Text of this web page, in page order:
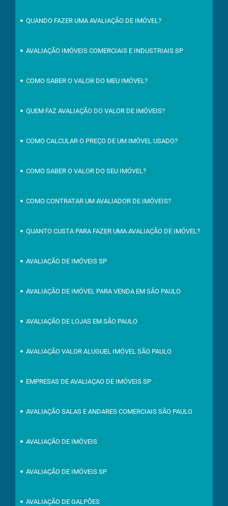
QUANDO FAZER UMA AVALIAÇÃO DE IMÓVEL?
AVALIAÇÃO IMÓVEIS COMERCIAIS E INDUSTRIAIS SP
COMO SABER O VALOR DO MEU IMÓVEL?
QUEM FAZ AVALIAÇÃO DO VALOR DE IMÓVEIS?
COMO CALCULAR O PREÇO DE UM IMÓVEL USADO?
COMO SABER O VALOR DO SEU IMÓVEL?
COMO CONTRATAR UM AVALIADOR DE IMÓVEIS?
QUANTO CUSTA PARA FAZER UMA AVALIAÇÃO DE IMÓVEL?
AVALIAÇÃO DE IMÓVEIS SP
AVALIAÇÃO DE IMÓVEL PARA VENDA EM SÃO PAULO
AVALIAÇÃO DE LOJAS EM SÃO PAULO
AVALIAÇÃO VALOR ALUGUEL IMÓVEL SÃO PAULO
EMPRESAS DE AVALIAÇAO DE IMÓVEIS SP
AVALIAÇÃO SALAS E ANDARES COMERCIAIS SÃO PAULO
AVALIAÇÃO DE IMÓVEIS
AVALIAÇÃO DE IMÓVEIS SP
AVALIAÇÃO DE GALPÕES